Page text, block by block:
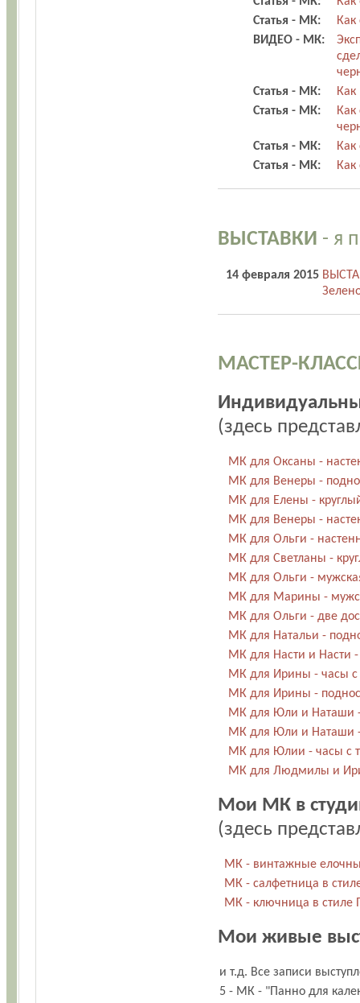
Статья - МК:
Как
ВИДЕО - МК:
Статья - МК:
Как
Статья - МК:
Как
Статья - МК:
Как
Статья - МК:
Как
ВЫСТАВКИ - я
14 февраля 2015
МАСТЕР-
(здесь
МК для Оксаны -
МК для Венеры -
МК для Елены -
МК для Венеры -
МК для Ольги -
МК для Светланы -
МК для Ольги -
МК для Марины -
МК для Ольги - две
МК для Натальи -
МК для Насти и Насти
МК для Ирины - часы с
МК для Ирины -
МК для Юли и Наташи -
МК для Юли и Наташи
МК для Юлии - часы с
МК для Людмилы и
Мои МК в
(здесь
МК - винтажные
МК - салфетница в
МК - ключница в стиле
Мои живые
и т.д. Все записи
5 - МК - "Панно для